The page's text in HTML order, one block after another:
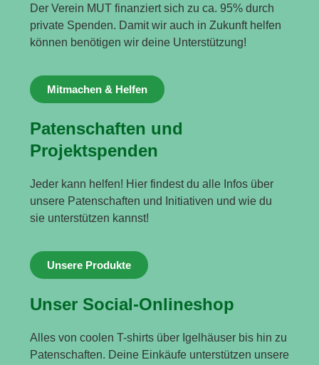
Der Verein MUT finanziert sich zu ca. 95% durch
private Spenden. Damit wir auch in Zukunft helfen
können benötigen wir deine Unterstützung!
Mitmachen & Helfen
Patenschaften und
Projektspenden
Jeder kann helfen! Hier findest du alle Infos über
unsere Patenschaften und Initiativen und wie du
sie unterstützen kannst!
Unsere Produkte
Unser Social-Onlineshop
Alles von coolen T-shirts über Igelhäuser bis hin zu
Patenschaften. Deine Einkäufe unterstützen unsere